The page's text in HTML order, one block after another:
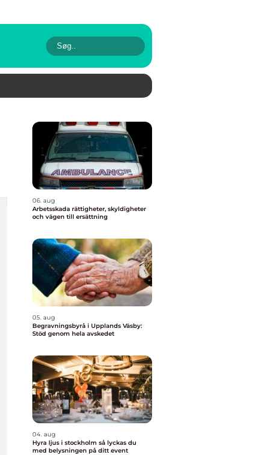
06. aug
Arbetsskada rättigheter, skyldigheter
och vägen till ersättning
05. aug
Begravningsbyrå i Upplands Väsby:
Stöd genom hela avskedet
04. aug
Hyra ljus i stockholm så lyckas du
med belysningen på ditt event